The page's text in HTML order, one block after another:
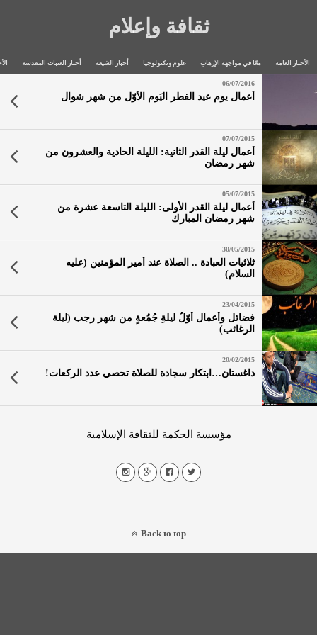
ثقافة وإعلام
الأخبار العامة معًا في مواجهة الإرهاب علوم وتكنولوجيا أخبار الشيعة أخبار العتبات المقدسة
06/07/2016
أعمال يوم عيد الفطر اليَوم الأوّل من شهر شوال
07/07/2015
أعمال ليلة القدر الثانية: الليلة الحادية والعشرون من
شهر رمضان
05/07/2015
أعمال ليلة القدر الأولى: الليلة التاسعة عشرة من
شهر رمضان المبارك
30/05/2015
ثلاثيات العبادة .. الصلاة عند أمير المؤمنين (عليه
السلام)
23/04/2015
فضائل وأعمال أوّلُ ليلةِ جُمُعةٍ من شهر رجب (ليلة
الرغائب)
20/02/2015
داغستان…ابتكار سجادة للصلاة تحصي عدد الركعات!
مؤسسة الحكمة للثقافة الإسلامية
Back to top